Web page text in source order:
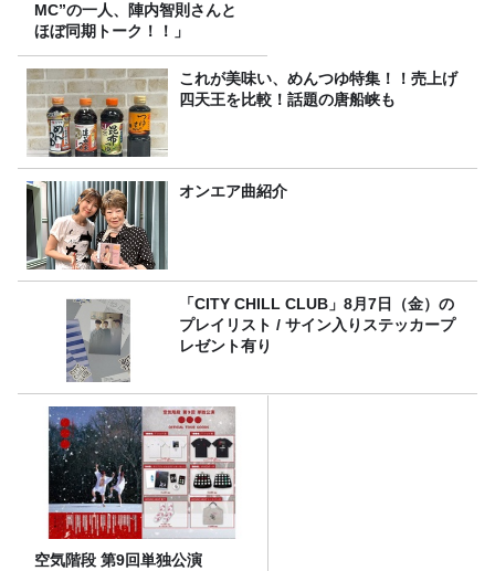
MC”の一人、陣内智則さんと
ほぼ同期トーク！！」
これが美味い、めんつゆ特集！！売上げ
四天王を比較！話題の唐船峡も
オンエア曲紹介
「CITY CHILL CLUB」8月7日（金）の
プレイリスト / サイン入りステッカープ
レゼント有り
空気階段 第9回単独公演